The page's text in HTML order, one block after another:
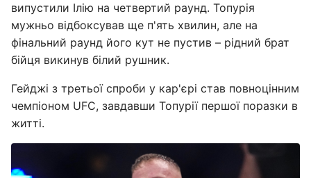
випустили Ілію на четвертий раунд. Топурія
мужньо відбоксував ще п'ять хвилин, але на
фінальний раунд його кут не пустив – рідний брат
бійця викинув білий рушник.
Гейджі з третьої спроби у кар'єрі став повноцінним
чемпіоном UFC, завдавши Топурії першої поразки в
житті.